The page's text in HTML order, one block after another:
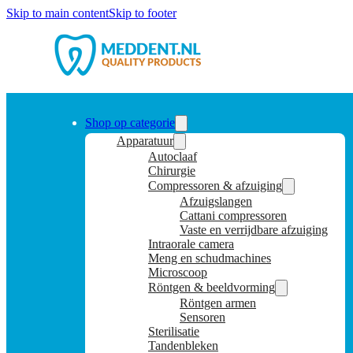
Skip to main contentSkip to footer
Shop op categorie
Apparatuur
Autoclaaf
Chirurgie
Compressoren & afzuiging
Afzuigslangen
Cattani compressoren
Vaste en verrijdbare afzuiging
Intraorale camera
Meng en schudmachines
Microscoop
Röntgen & beeldvorming
Röntgen armen
Sensoren
Sterilisatie
Tandenbleken